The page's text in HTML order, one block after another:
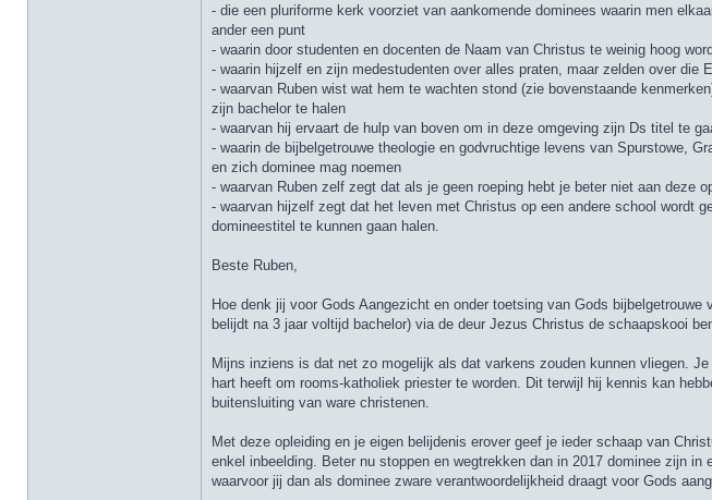
- die een pluriforme kerk voorziet van aankomende dominees waarin men
ander een punt
- waarin door studenten en docenten de Naam van Christus te weinig hoog
- waarin hijzelf en zijn medestudenten over alles praten, maar zelden over die
- waarvan Ruben wist wat hem te wachten stond (zie bovenstaande
zijn bachelor te halen
- waarvan hij ervaart de hulp van boven om in deze omgeving zijn Ds titel te
- waarin de bijbelgetrouwe theologie en godvruchtige levens van Spurstowe,
en zich dominee mag noemen
- waarvan Ruben zelf zegt dat als je geen roeping hebt je beter niet aan deze
- waarvan hijzelf zegt dat het leven met Christus op een andere school wordt
domineestitel te kunnen gaan halen.
Beste Ruben,
Hoe denk jij voor Gods Aangezicht en onder toetsing van Gods
belijdt na 3 jaar voltijd bachelor) via de deur Jezus Christus de schaapskooi
Mijns inziens is dat net zo mogelijk als dat varkens zouden kunnen vliegen.
hart heeft om rooms-katholiek priester te worden. Dit terwijl hij kennis kan
buitensluiting van ware christenen.
Met deze opleiding en je eigen belijdenis erover geef je ieder schaap van
enkel inbeelding. Beter nu stoppen en wegtrekken dan in 2017 dominee zijn
waarvoor jij dan als dominee zware verantwoordelijkheid draagt voor Gods